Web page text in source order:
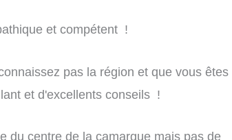
et compétent !
pas la région et que vous êtes
et d'excellents conseils !
du centre de la camargue mais pas de